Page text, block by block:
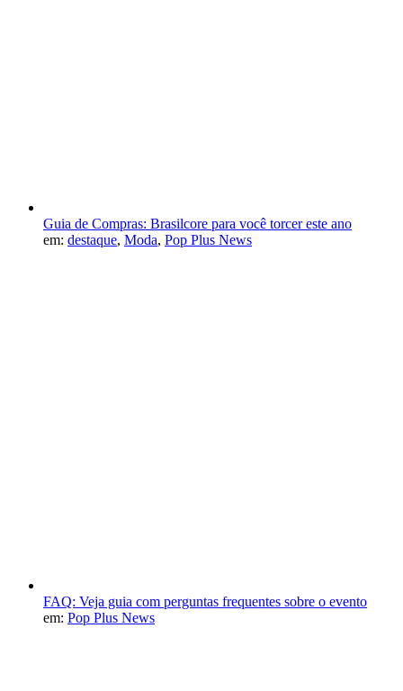
Guia de Compras: Brasilcore para você torcer este ano
em: destaque, Moda, Pop Plus News
FAQ: Veja guia com perguntas frequentes sobre o evento
em: Pop Plus News